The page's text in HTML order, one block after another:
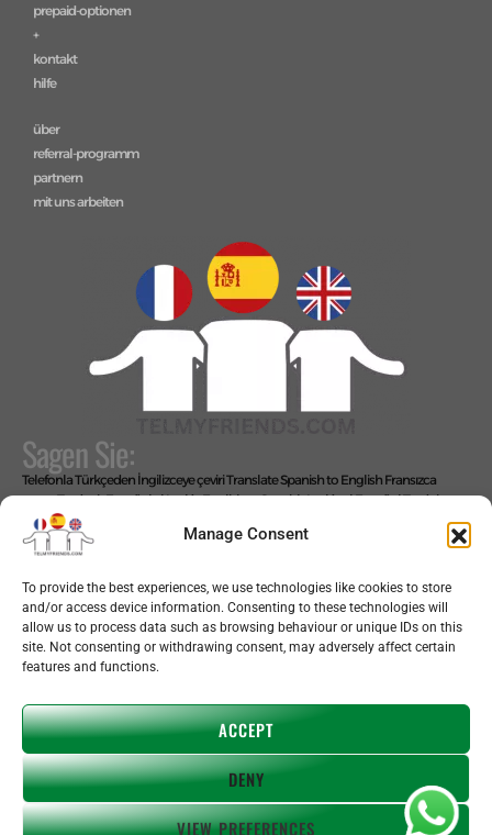
Manage Consent
To provide the best experiences, we use technologies like cookies to store
and/or access device information. Consenting to these technologies will
allow us to process data such as browsing behaviour or unique IDs on this
site. Not consenting or withdrawing consent, may adversely affect certain
features and functions.
ACCEPT
DENY
VIEW PREFERENCES
prepaid-optionen
+
kontakt
hilfe
über
referral-programm
partnern
mit uns arbeiten
Sagen Sie:
Telefonla Türkçeden İngilizceye çeviriTranslate Spanish to English Fransızca
arayınTraducir Español al InglésEnglish to SpanishInglés al EspañolTraduire
Espagnol au Français
Español
Übersetze Spanisch auf DeutschEspañol al Alemán
SpanischAlemán al Español
Video Interpreter Language Interpretation and Translation Help with
Spanish
Позвоните на английском языке
Wir sagen: EINFACH!
Copyright © 2026 telmyfriends